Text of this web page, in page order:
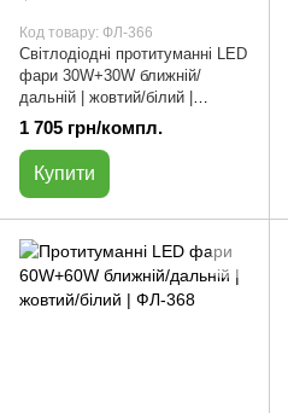
Код товару: ФЛ-366
Світлодіодні протитуманні LED
фари 30W+30W ближній/
дальній | жовтий/білий |
ФЛ-366
1 705 грн/компл.
Купити